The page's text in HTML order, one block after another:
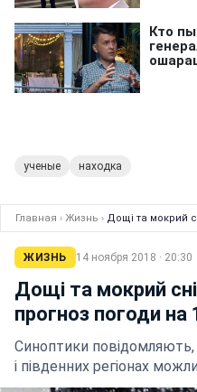
ученые находка
Главная › Жизнь › Дощі та мокрий
ЖИЗНЬ 14 ноября 2018 · 20:30
Дощі та мокрий
прогноз погоди
Синоптики повідомляють,
і південних регіонах